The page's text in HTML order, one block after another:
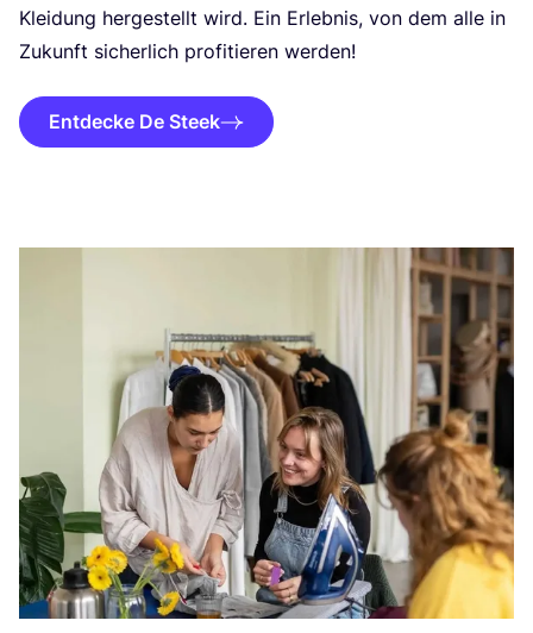
Klei­dung her­ge­stellt wird. Ein Erleb­nis, von dem alle in
Zukunft sicher­lich pro­fi­tie­ren werden!
Entdecke De Steek